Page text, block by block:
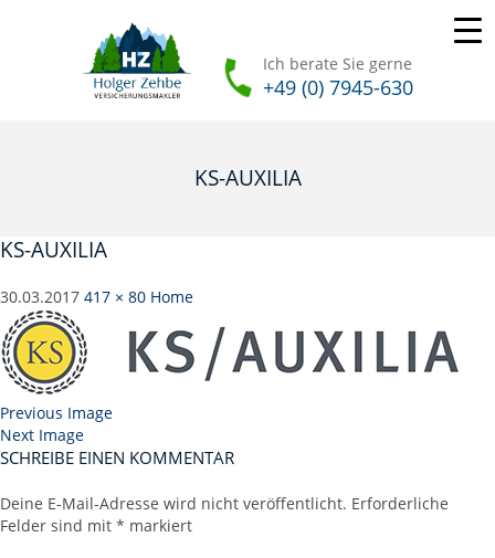
Ich berate Sie gerne
+49 (0) 7945-630
KS-AUXILIA
KS-AUXILIA
30.03.2017 417 × 80 Home
Previous Image
Next Image
SCHREIBE EINEN KOMMENTAR
Deine E-Mail-Adresse wird nicht veröffentlicht. Erforderliche
Felder sind mit * markiert